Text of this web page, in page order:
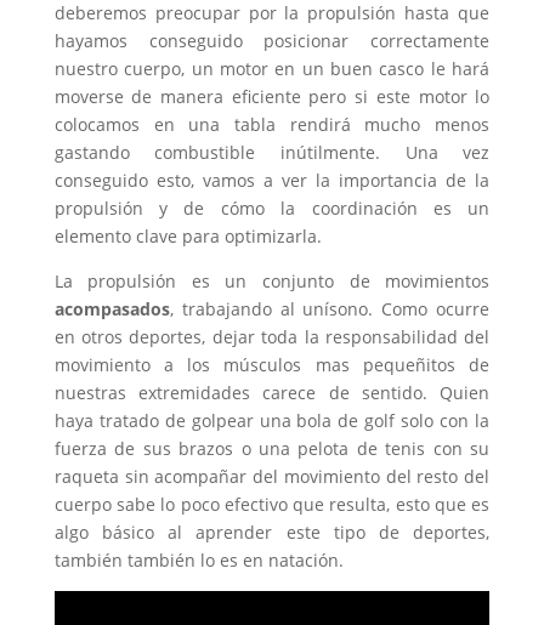
deberemos preocupar por la propulsión hasta que
hayamos conseguido posicionar correctamente
nuestro cuerpo, un motor en un buen casco le hará
moverse de manera eficiente pero si este motor lo
colocamos en una tabla rendirá mucho menos
gastando combustible inútilmente. Una vez
conseguido esto, vamos a ver la importancia de la
propulsión y de cómo la coordinación es un
elemento clave para optimizarla.
La propulsión es un conjunto de movimientos
acompasados, trabajando al unísono. Como ocurre
en otros deportes, dejar toda la responsabilidad del
movimiento a los músculos mas pequeñitos de
nuestras extremidades carece de sentido. Quien
haya tratado de golpear una bola de golf solo con la
fuerza de sus brazos o una pelota de tenis con su
raqueta sin acompañar del movimiento del resto del
cuerpo sabe lo poco efectivo que resulta, esto que es
algo básico al aprender este tipo de deportes,
también también lo es en natación.